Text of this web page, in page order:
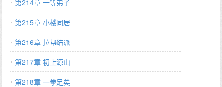
第214章 一等弟子
第215章 小楼同居
第216章 拉帮结派
第217章 初上源山
第218章 一拳足矣